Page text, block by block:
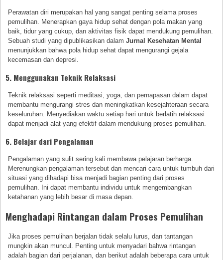
Perawatan diri merupakan hal yang sangat penting selama proses
pemulihan. Menerapkan gaya hidup sehat dengan pola makan yang
baik, tidur yang cukup, dan aktivitas fisik dapat mendukung pemulihan.
Sebuah studi yang dipublikasikan dalamJurnal Kesehatan Mental
menunjukkan bahwa pola hidup sehat dapat mengurangi gejala
kecemasan dan depresi.
5. Menggunakan Teknik Relaksasi
Teknik relaksasi seperti meditasi, yoga, dan pernapasan dalam dapat
membantu mengurangi stres dan meningkatkan kesejahteraan secara
keseluruhan. Menyediakan waktu setiap hari untuk berlatih relaksasi
dapat menjadi alat yang efektif dalam mendukung proses pemulihan.
6. Belajar dari Pengalaman
Pengalaman yang sulit sering kali membawa pelajaran berharga.
Merenungkan pengalaman tersebut dan mencari cara untuk tumbuh dari
situasi yang dihadapi bisa menjadi bagian penting dari proses
pemulihan. Ini dapat membantu individu untuk mengembangkan
ketahanan yang lebih besar di masa depan.
Menghadapi Rintangan dalam Proses Pemulihan
Jika proses pemulihan berjalan tidak selalu lurus, dan tantangan
mungkin akan muncul. Penting untuk menyadari bahwa rintangan
adalah bagian dari perjalanan, dan berikut adalah beberapa cara untuk